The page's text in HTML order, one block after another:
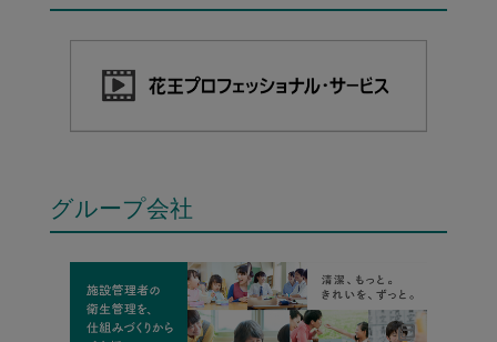
グループ会社